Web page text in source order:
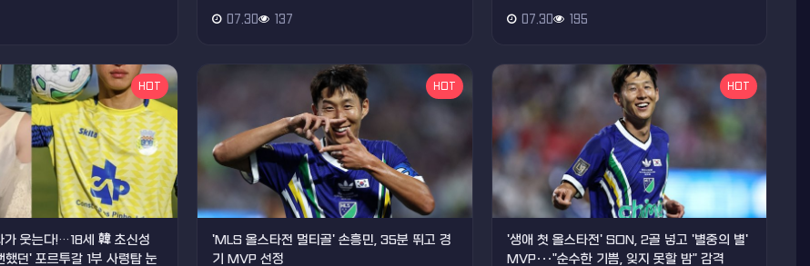
07.30 137 07.30 195
HOT
가 웃는다!…18세 韓 초신성
했던' 포르투갈 1부 사령탑 눈
HOT
'MLS 올스타전 멀티골' 손흥민, 35분 뛰고 경
기 MVP 선정
HOT
'생애 첫 올스타전' SON, 2골 넣고 '별중의 별'
MVP···"순수한 기쁨, 잊지 못할 밤" 감격